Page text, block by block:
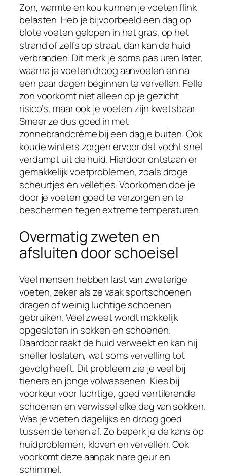
Zon, warmte en kou kunnen je voeten flink
belasten. Heb je bijvoorbeeld een dag op
blote voeten gelopen in het gras, op het
strand of zelfs op straat, dan kan de huid
verbranden. Dit merk je soms pas uren later,
waarna je voeten droog aanvoelen en na
een paar dagen beginnen te vervellen. Felle
zon voorkomt niet alleen op je gezicht
risico’s, maar ook je voeten zijn kwetsbaar.
Smeer ze dus goed in met
zonnebrandcrème bij een dagje buiten. Ook
koude winters zorgen ervoor dat vocht snel
verdampt uit de huid. Hierdoor ontstaan er
gemakkelijk voetproblemen, zoals droge
scheurtjes en velletjes. Voorkomen doe je
door je voeten goed te verzorgen en te
beschermen tegen extreme temperaturen.
Overmatig zweten en
afsluiten door schoeisel
Veel mensen hebben last van zweterige
voeten, zeker als ze vaak sportschoenen
dragen of weinig luchtige schoenen
gebruiken. Veel zweet wordt makkelijk
opgesloten in sokken en schoenen.
Daardoor raakt de huid verweekt en kan hij
sneller loslaten, wat soms vervelling tot
gevolg heeft. Dit probleem zie je veel bij
tieners en jonge volwassenen. Kies bij
voorkeur voor luchtige, goed ventilerende
schoenen en verwissel elke dag van sokken.
Was je voeten dagelijks en droog goed
tussen de tenen af. Zo beperk je de kans op
huidproblemen, kloven en vervellen. Ook
voorkomt deze aanpak nare geur en
schimmel.